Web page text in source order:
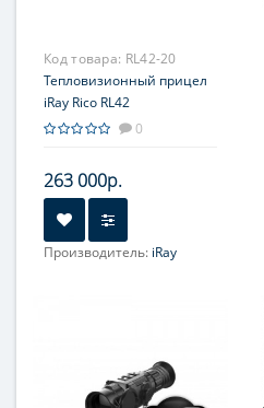
Код товара: RL42-20
Тепловизионный прицел
iRay Rico RL42
0
263 000р.
Производитель: iRay